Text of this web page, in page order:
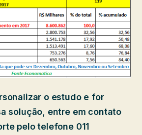
o estudo e for
solução, entre em contato
pelo telefone 011